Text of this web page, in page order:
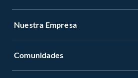
Nuestra Empresa
Comunidades